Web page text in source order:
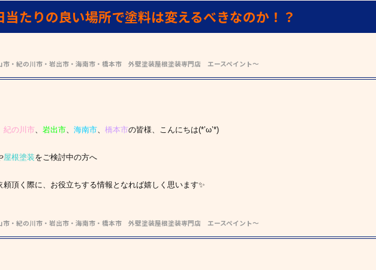
たりの良い場所で塗料は変えるべきなのか！？
市・紀の川市・岩出市・海南市・橋本市 外壁塗装屋根塗装専門店 エースペイント～
紀の川市 岩出市 海南市 橋本市の皆様、こんにちは(*’ω’*)
屋根塗装をご検討中の方へ
頼頂く際に、お役立ちする情報となれば嬉しく思います✨
市・紀の川市・岩出市・海南市・橋本市 外壁塗装屋根塗装専門店 エースペイント～